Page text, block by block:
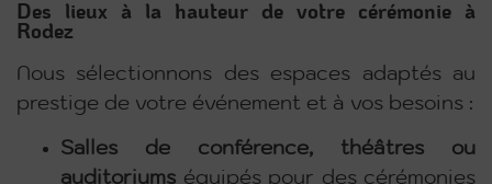
Des lieux à la hauteur de votre cérémonie à
Rodez
Nous sélectionnons des espaces adaptés au
prestige de votre événement et à vos besoins :
Salles de conférence, théâtres ou
auditoriums équipés pour des cérémonies